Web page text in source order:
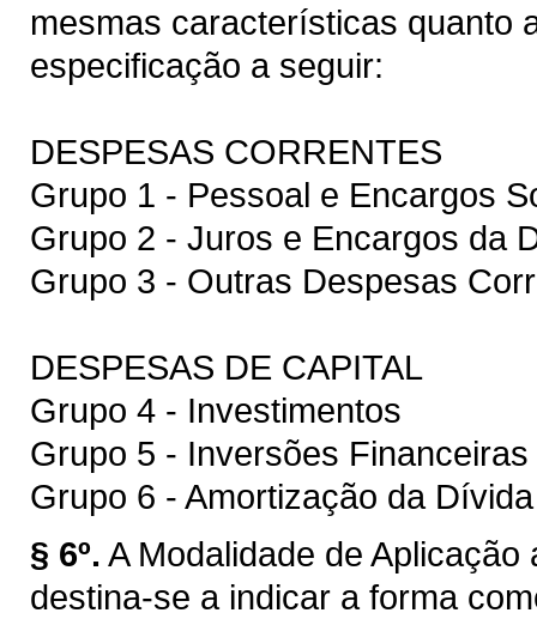
mesmas características quanto
especificação a seguir:
DESPESAS CORRENTES
Grupo 1 - Pessoal e Encargos
Grupo 2 - Juros e Encargos da
Grupo 3 - Outras Despesas
DESPESAS DE CAPITAL
Grupo 4 - Investimentos
Grupo 5 - Inversões Financeiras
Grupo 6 - Amortização da Dívida
§ 6º. A Modalidade de
destina-se a indicar a forma